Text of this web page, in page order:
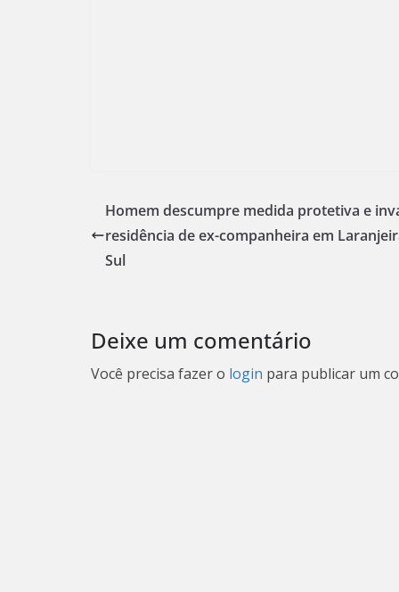
Homem descumpre medida protetiva e
residência de ex-companheira em
Sul
Deixe um comentário
Você precisa fazer o login para publicar um